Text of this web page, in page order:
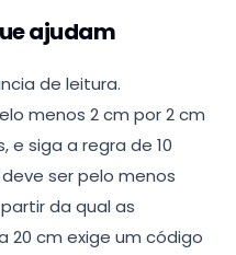
ajudam
de leitura.
menos 2 cm por 2 cm
e siga a regra de 10
ser pelo menos
da qual as
20 cm exige um código